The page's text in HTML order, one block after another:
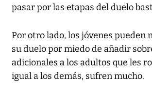
pasar por las etapas del duelo
Por otro lado, los jóvenes pueden
su duelo por miedo de añadir
adicionales a los adultos que les
igual a los demás, sufren mucho.